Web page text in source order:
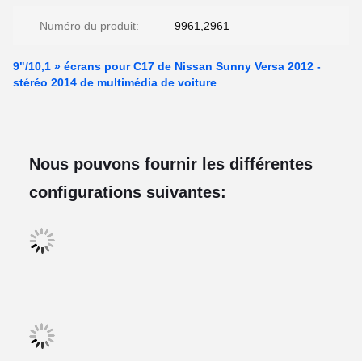
Numéro du produit: 9961,2961
9"/10,1 » écrans pour C17 de Nissan Sunny Versa 2012 -
stéréo 2014 de multimédia de voiture
Nous pouvons fournir les différentes
configurations suivantes: